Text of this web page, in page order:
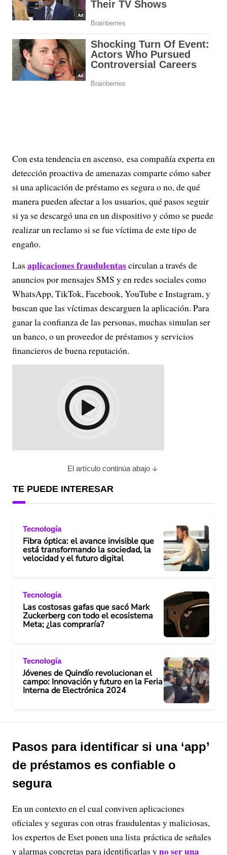
Con esta tendencia en ascenso, esa compañía experta en
detección proactiva de amenazas comparte cómo saber
si una aplicación de préstamo es segura o no, de qué
manera pueden afectar a los usuarios, qué pasos seguir
si ya se descargó una en un dispositivo y cómo se puede
realizar un reclamo si se fue víctima de este tipo de
engaño.
Las aplicaciones fraudulentascirculan a través de
anuncios por mensajes SMS y en redes sociales como
WhatsApp, TikTok, Facebook, YouTube e Instagram, y
buscan que las víctimas descarguen la aplicación. Para
ganar la confianza de las personas, muchas simulan ser
un banco, o un proveedor de préstamos y servicios
financieros de buena reputación.
El artículo continúa abajo
TE PUEDE INTERESAR
Tecnología
Fibra óptica: el avance invisible que
está transformando la sociedad, la
velocidad y el futuro digital
Tecnología
Las costosas gafas que sacó Mark
Zuckerberg con todo el ecosistema
Meta; ¿las compraría?
Tecnología
Jóvenes de Quindío revolucionan el
campo: Innovación y futuro en la Feria
Interna de Electrónica 2024
Pasos para identificar si una ‘app’
de préstamos es confiable o
segura
En un contexto en el cual conviven aplicaciones
oficiales y seguras con otras fraudulentas y maliciosas,
los expertos de Eset ponen una lista práctica de señales
y alarmas concretas para identificarlas yno ser una